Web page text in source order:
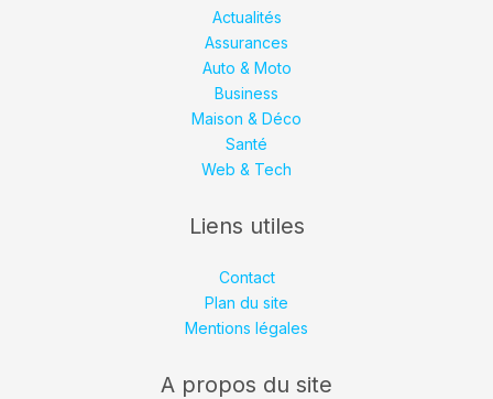
Actualités
Assurances
Auto & Moto
Business
Maison & Déco
Santé
Web & Tech
Liens utiles
Contact
Plan du site
Mentions légales
A propos du site